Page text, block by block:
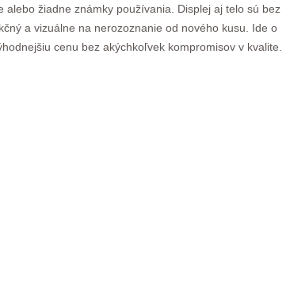
alebo žiadne známky používania. Displej aj telo sú bez
a vizuálne na nerozoznanie od nového kusu. Ide o
cenu bez akýchkoľvek kompromisov v kvalite.